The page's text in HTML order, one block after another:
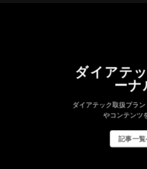
ダイアテ
ーナ
ダイアテック取扱ブラ
やコンテンツ
記事一覧